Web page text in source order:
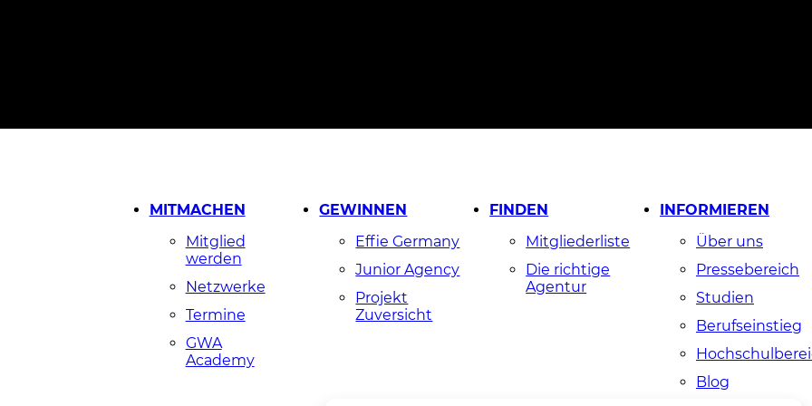
MITMACHEN
Mitglied
werden
Netzwerke
Termine
GWA
Academy
GEWINNEN
Effie Germany
Junior Agency
Projekt
Zuversicht
FINDEN
Mitgliederliste
Die richtige
Agentur
INFORMIEREN
Über uns
Pressebereich
Studien
Berufseinstieg
Blog